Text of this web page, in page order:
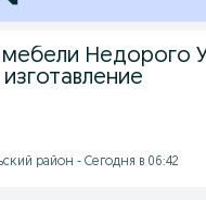
Недорого
район - Сегодня в 06:42